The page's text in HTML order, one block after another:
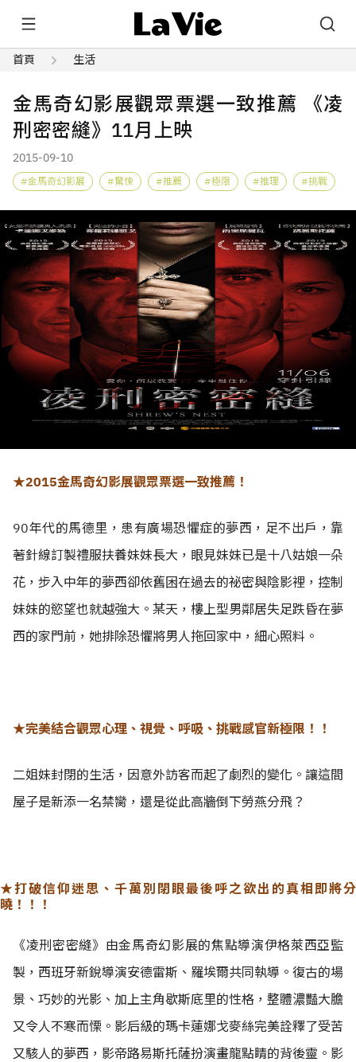
首頁 生活
金馬奇幻影展觀眾票選一致推薦 《凌
刑密密縫》11月上映
2015-09-10
金馬奇幻影展 驚悚 推薦 極限 推理 挑戰
★2015金馬奇幻影展觀眾票選一致推薦！
90年代的馬德里，患有廣場恐懼症的夢西，足不出戶，靠
著針線訂製禮服扶養妹妹長大，眼見妹妹已是十八姑娘一朵
花，步入中年的夢西卻依舊困在過去的祕密與陰影裡，控制
妹妹的慾望也就越強大。某天，樓上型男鄰居失足跌昏在夢
西的家門前，她排除恐懼將男人拖回家中，細心照料。
★完美結合觀眾心理、視覺、呼吸、挑戰感官新極限！！
二姐妹封閉的生活，因意外訪客而起了劇烈的變化。讓這間
屋子是新添一名禁臠，還是從此高牆倒下勞燕分飛？
★打破信仰迷思、千萬別閉眼最後呼之欲出的真相即將分
曉 ！！！
《凌刑密密縫》由金馬奇幻影展的焦點導演伊格萊西亞監
製，西班牙新銳導演安德雷斯、羅埃爾共同執導。復古的場
景、巧妙的光影、加上主角歇斯底里的性格，整體濃豔大膽
又令人不寒而慄。影后級的瑪卡蓮娜戈麥絲完美詮釋了受苦
又駭人的夢西，影帝路易斯托薩扮演畫龍點睛的背後靈。影